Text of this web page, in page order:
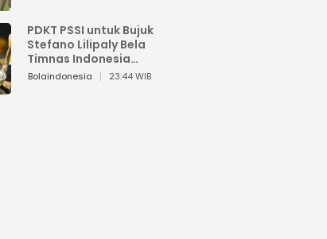
PDKT PSSI untuk Bujuk
Stefano Lilipaly Bela
Timnas Indonesia
Berakhir Berantakan
Bolaindonesia 23:44 WIB